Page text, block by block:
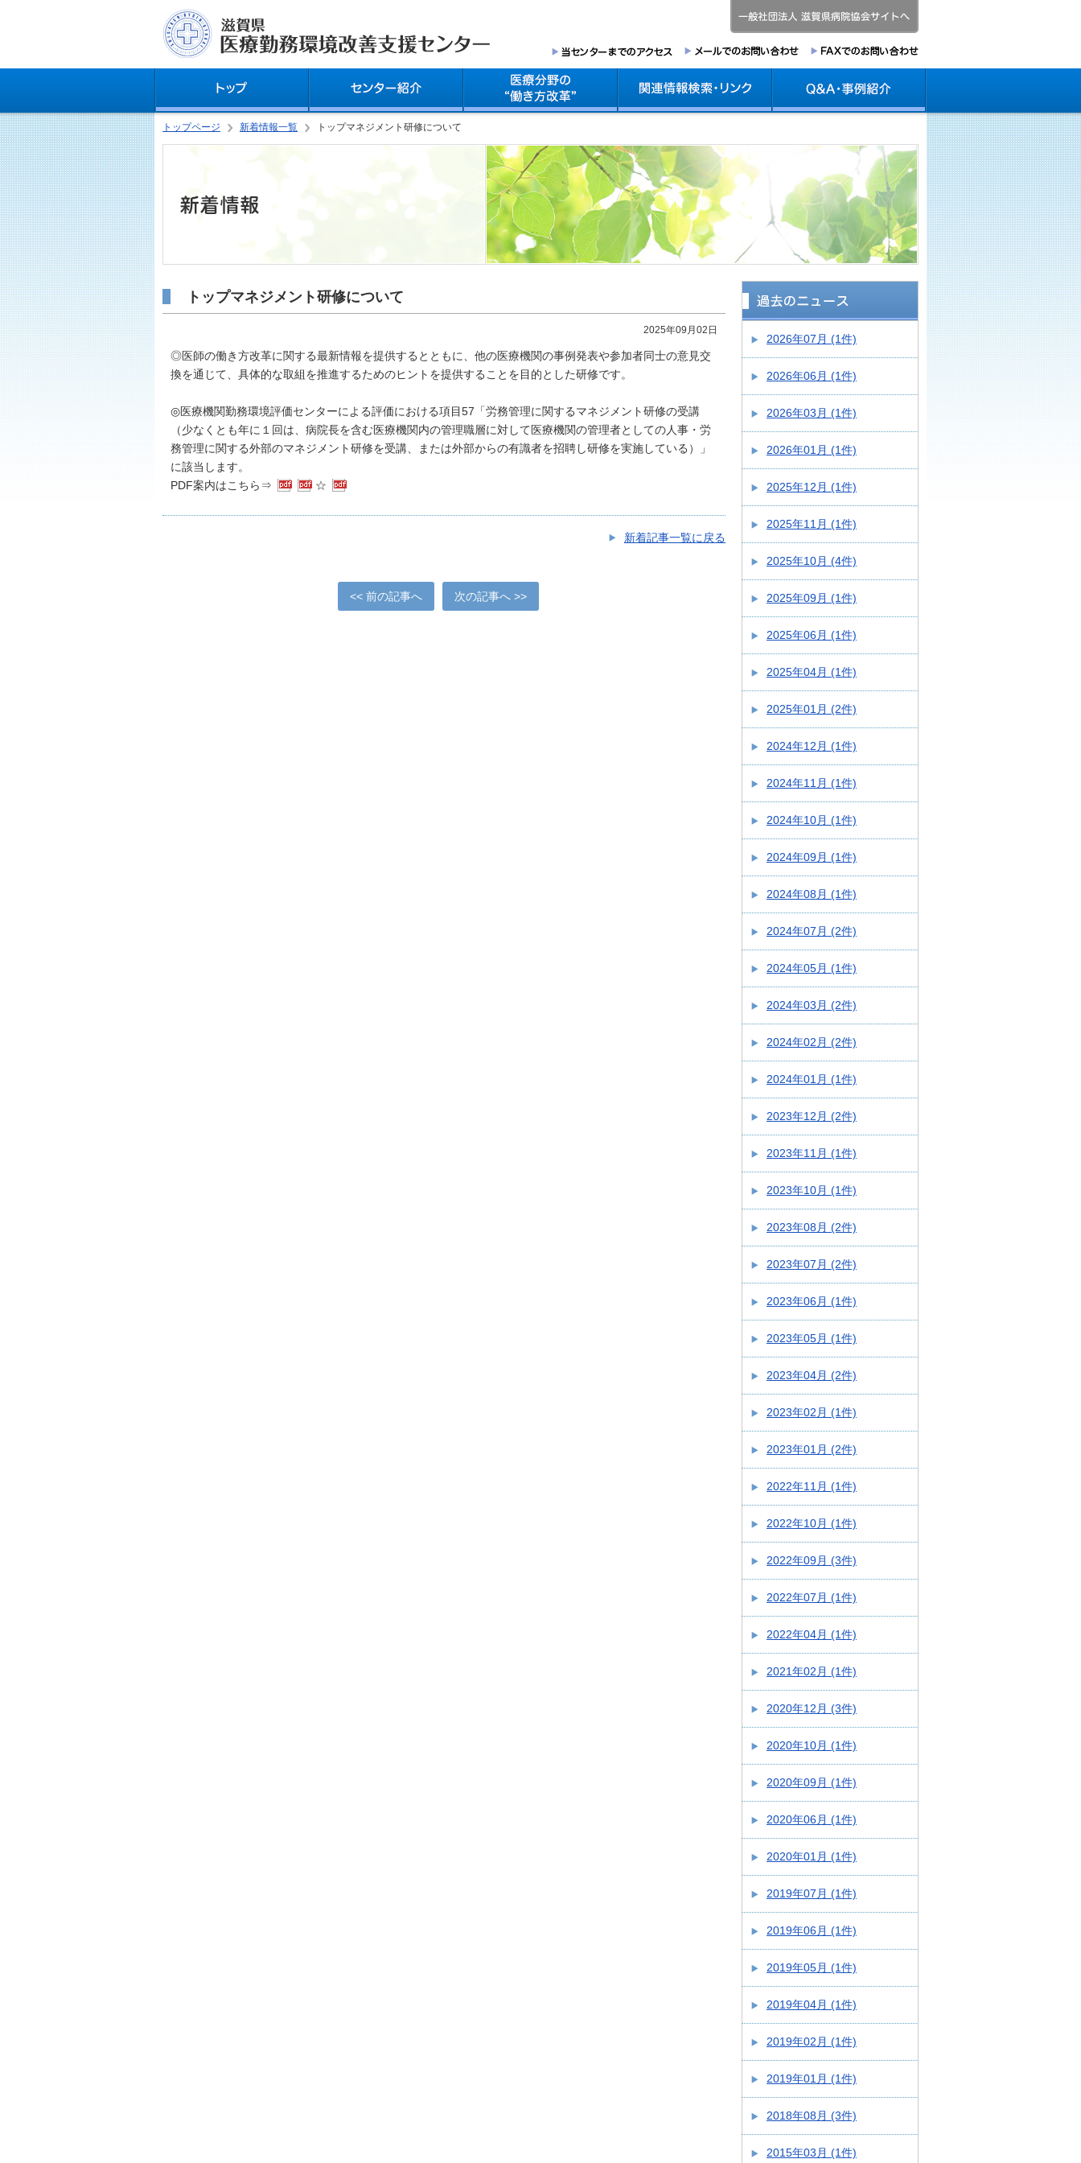
トップページ 新着情報一覧 トップマネジメント研修について
トップマネジメント研修について
2025年09月02日
◎医師の働き方改革に関する最新情報を提供するとともに、他の医療機関の事例発表や参加者同士の意見交
換を通じて、具体的な取組を推進するためのヒントを提供することを目的とした研修です。
◎医療機関勤務環境評価センターによる評価における項目57「労務管理に関するマネジメント研修の受講
（少なくとも年に１回は、病院長を含む医療機関内の管理職層に対して医療機関の管理者としての人事・労
務管理に関する外部のマネジメント研修を受講、または外部からの有識者を招聘し研修を実施している）」
に該当します。
PDF案内はこちら⇒
☆
新着記事一覧に戻る
<< 前の記事へ 次の記事へ >>
2026年07月 (1件)
2026年06月 (1件)
2026年03月 (1件)
2026年01月 (1件)
2025年12月 (1件)
2025年11月 (1件)
2025年10月 (4件)
2025年09月 (1件)
2025年06月 (1件)
2025年04月 (1件)
2025年01月 (2件)
2024年12月 (1件)
2024年11月 (1件)
2024年10月 (1件)
2024年09月 (1件)
2024年08月 (1件)
2024年07月 (2件)
2024年05月 (1件)
2024年03月 (2件)
2024年02月 (2件)
2024年01月 (1件)
2023年12月 (2件)
2023年11月 (1件)
2023年10月 (1件)
2023年08月 (2件)
2023年07月 (2件)
2023年06月 (1件)
2023年05月 (1件)
2023年04月 (2件)
2023年02月 (1件)
2023年01月 (2件)
2022年11月 (1件)
2022年10月 (1件)
2022年09月 (3件)
2022年07月 (1件)
2022年04月 (1件)
2021年02月 (1件)
2020年12月 (3件)
2020年10月 (1件)
2020年09月 (1件)
2020年06月 (1件)
2020年01月 (1件)
2019年07月 (1件)
2019年06月 (1件)
2019年05月 (1件)
2019年04月 (1件)
2019年02月 (1件)
2019年01月 (1件)
2018年08月 (3件)
2015年03月 (1件)